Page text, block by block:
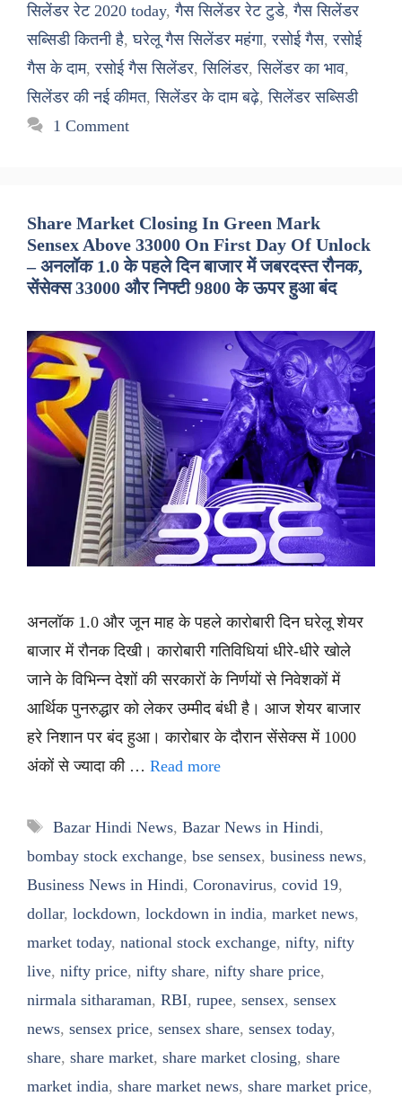
सिलेंडर रेट 2020 today,गैस सिलेंडर रेट टुडे,गैस सिलेंडर
सब्सिडी कितनी है,घरेलू गैस सिलेंडर महंगा,रसोई गैस,रसोई
गैस के दाम,रसोई गैस सिलेंडर,सिलिंडर,सिलेंडर का भाव,
सिलेंडर की नई कीमत,सिलेंडर के दाम बढ़े,सिलेंडर सब्सिडी
1 Comment
Share Market Closing In Green Mark
Sensex Above 33000 On First Day Of Unlock
– अनलॉक 1.0 के पहले दिन बाजार में जबरदस्त रौनक,
सेंसेक्स 33000 और निफ्टी 9800 के ऊपर हुआ बंद
अनलॉक 1.0 और जून माह के पहले कारोबारी दिन घरेलू शेयर
बाजार में रौनक दिखी। कारोबारी गतिविधियां धीरे-धीरे खोले
जाने के विभिन्न देशों की सरकारों के निर्णयों से निवेशकों में
आर्थिक पुनरुद्धार को लेकर उम्मीद बंधी है। आज शेयर बाजार
हरे निशान पर बंद हुआ। कारोबार के दौरान सेंसेक्स में 1000
अंकों से ज्यादा की … Read more
Tags
Bazar Hindi News, Bazar News in Hindi,
bombay stock exchange, bse sensex, business news,
Business News in Hindi, Coronavirus, covid 19,
dollar, lockdown, lockdown in india, market news,
market today, national stock exchange, nifty, nifty
live, nifty price, nifty share, nifty share price,
nirmala sitharaman, RBI, rupee, sensex, sensex
news, sensex price, sensex share, sensex today,
share, share market, share market closing, share
market india, share market news, share market price,